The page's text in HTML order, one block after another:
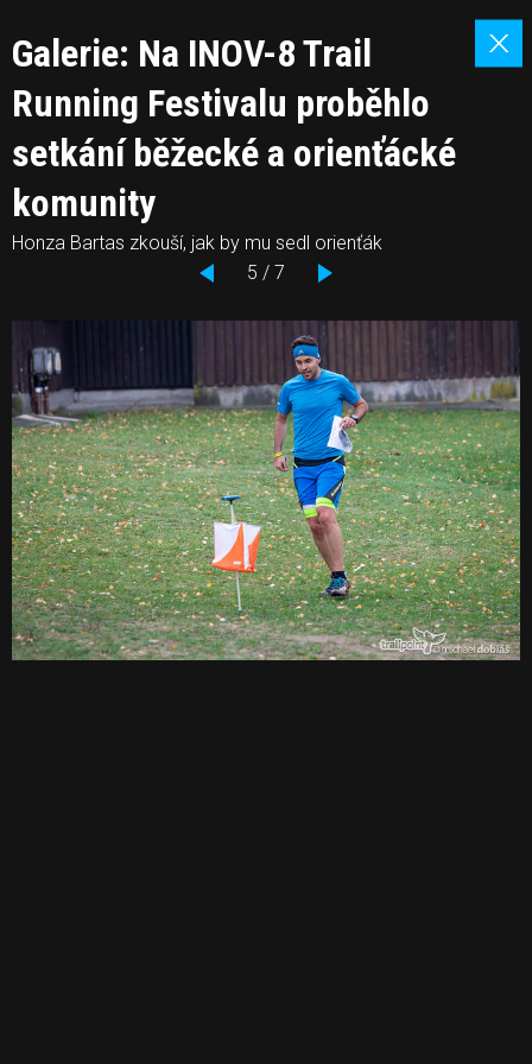
Galerie: Na INOV-8 Trail
Running Festivalu proběhlo
setkání běžecké a orienťácké
komunity
Honza Bartas zkouší, jak by mu sedl orienťák
5 / 7